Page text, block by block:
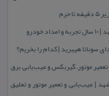
سوناتا هیبرید | كدام را بخریم؟
| عیب‌یابی و تعمیر موتور و تعلیق